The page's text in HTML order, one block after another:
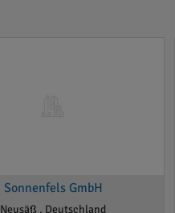
Sonnenfels GmbH
Neusäß , Deutschland